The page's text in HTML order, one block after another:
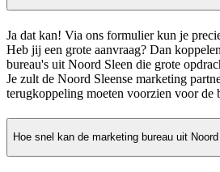
Ja dat kan! Via ons formulier kun je
Heb jij een grote aanvraag? Dan
bureau's uit Noord Sleen die grote
Je zult de Noord Sleense marketing
terugkoppeling moeten voorzien voor de
Hoe snel kan de marketing bureau uit